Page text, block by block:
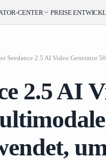
CENTER PREISE
2.5 AI